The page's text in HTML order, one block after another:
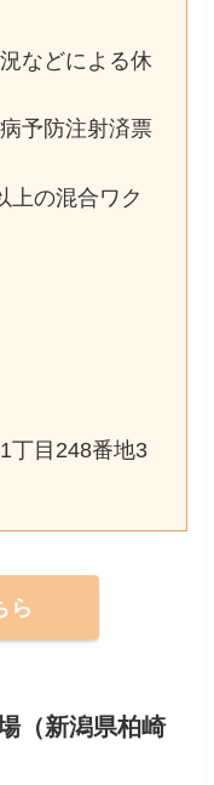
などによる休
予防注射済票
上の混合ワク
丁目248番地3
ら
（新潟県柏崎